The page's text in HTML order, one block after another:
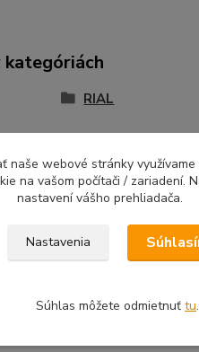
kategóriách
RIAL
naše webové stránky
na vašom počítači / zariadení.
nastavení vášho prehliadača.
Nastavenia
Súhlas môžete odmietnuť tu.